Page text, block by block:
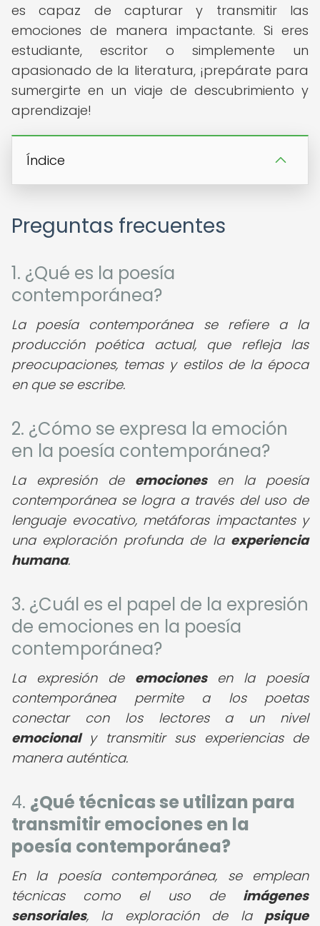
es capaz de capturar y transmitir las
emociones de manera impactante. Si eres
estudiante, escritor o simplemente un
apasionado de la literatura, ¡prepárate para
sumergirte en un viaje de descubrimiento y
aprendizaje!
Índice
Preguntas frecuentes
1. ¿Qué es la poesía
contemporánea?
La poesía contemporánea se refiere a la
producción poética actual, que refleja las
preocupaciones, temas y estilos de la época
en que se escribe.
2. ¿Cómo se expresa la emoción
en la poesía contemporánea?
La expresión de emocionesen la poesía
contemporánea se logra a través del uso de
lenguaje evocativo, metáforas impactantes y
una exploración profunda de la experiencia
humana.
3. ¿Cuál es el papel de la expresión
de emociones en la poesía
contemporánea?
La expresión de emocionesen la poesía
contemporánea permite a los poetas
conectar con los lectores a un nivel
emocionaly transmitir sus experiencias de
manera auténtica.
4. ¿Qué técnicas se utilizan para
transmitir emociones en la
poesía contemporánea?
En la poesía contemporánea, se emplean
técnicas como el uso de imágenes
sensoriales, la exploración de la psique